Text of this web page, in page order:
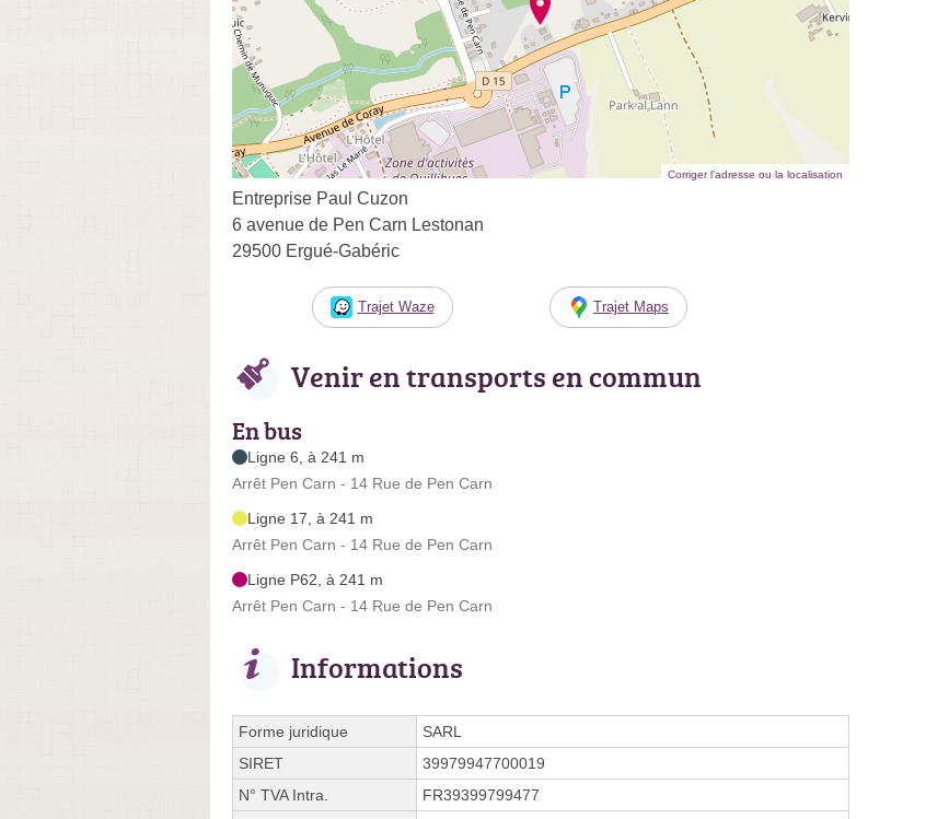
Corriger l’adresse ou la localisation
Entreprise Paul Cuzon
6 avenue de Pen Carn Lestonan
29500 Ergué-Gabéric
Trajet Waze Trajet Maps
Venir en transports en commun
En bus
Ligne 6, à 241 m
Arrêt Pen Carn - 14 Rue de Pen Carn
Ligne 17, à 241 m
Arrêt Pen Carn - 14 Rue de Pen Carn
Ligne P62, à 241 m
Arrêt Pen Carn - 14 Rue de Pen Carn
Informations
Forme juridique
SARL
SIRET
39979947700019
N° TVA Intra.
FR39399799477